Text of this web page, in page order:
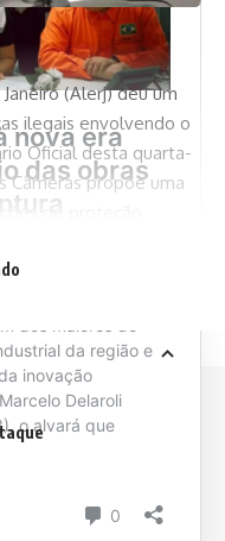
(Alerj) deu um
ilegais envolvendo o
Oficial desta quarta-
Câmeras propõe uma
criminosos no